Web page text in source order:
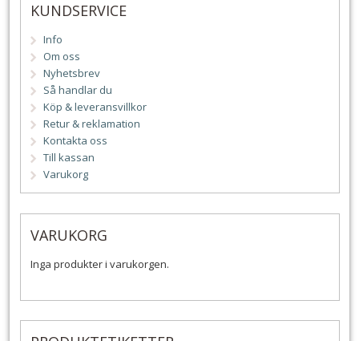
KUNDSERVICE
Info
Om oss
Nyhetsbrev
Så handlar du
Köp & leveransvillkor
Retur & reklamation
Kontakta oss
Till kassan
Varukorg
VARUKORG
Inga produkter i varukorgen.